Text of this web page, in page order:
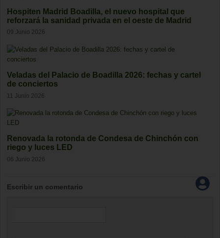
Hospiten Madrid Boadilla, el nuevo hospital que
reforzará la sanidad privada en el oeste de Madrid
09 Junio 2026
Veladas del Palacio de Boadilla 2026: fechas y cartel
de conciertos
11 Junio 2026
Renovada la rotonda de Condesa de Chinchón con
riego y luces LED
06 Junio 2026
Escribir un comentario